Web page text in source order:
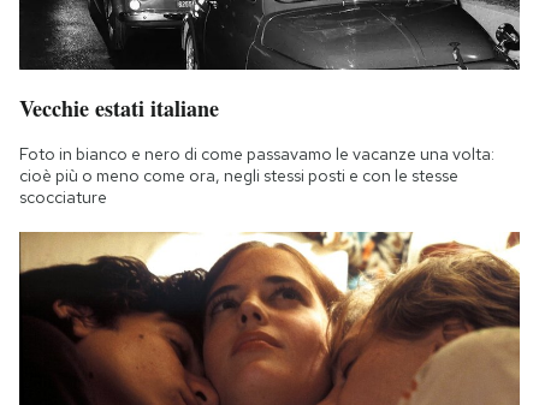
Vecchie estati italiane
Foto in bianco e nero di come passavamo le vacanze una volta:
cioè più o meno come ora, negli stessi posti e con le stesse
scocciature